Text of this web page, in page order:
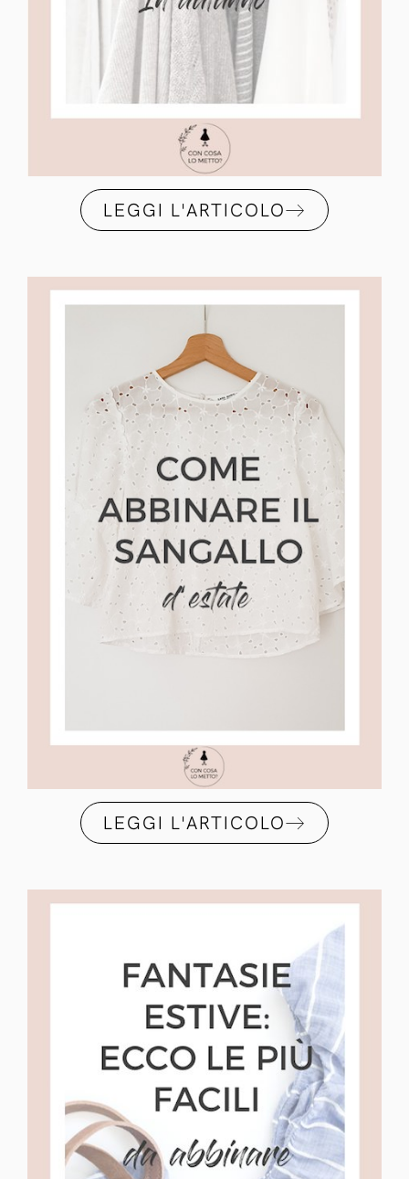
LEGGI L'ARTICOLO
LEGGI L'ARTICOLO